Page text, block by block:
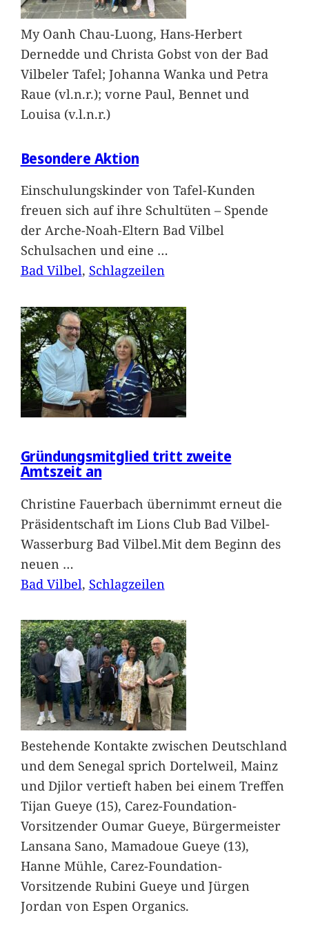
My Oanh Chau-Luong, Hans-Herbert
Dernedde und Christa Gobst von der Bad
Vilbeler Tafel; Johanna Wanka und Petra
Raue (vl.n.r.); vorne Paul, Bennet und
Louisa (v.l.n.r.)
Besondere Aktion
Einschulungskinder von Tafel-Kunden
freuen sich auf ihre Schultüten – Spende
der Arche-Noah-Eltern Bad Vilbel
Schulsachen und eine …
Bad Vilbel, Schlagzeilen
Gründungsmitglied tritt zweite
Amtszeit an
Christine Fauerbach übernimmt erneut die
Präsidentschaft im Lions Club Bad Vilbel-
Wasserburg Bad Vilbel.Mit dem Beginn des
neuen …
Bad Vilbel, Schlagzeilen
Bestehende Kontakte zwischen Deutschland
und dem Senegal sprich Dortelweil, Mainz
und Djilor vertieft haben bei einem Treffen
Tijan Gueye (15), Carez-Foundation-
Vorsitzender Oumar Gueye, Bürgermeister
Lansana Sano, Mamadoue Gueye (13),
Hanne Mühle, Carez-Foundation-
Vorsitzende Rubini Gueye und Jürgen
Jordan von Espen Organics.